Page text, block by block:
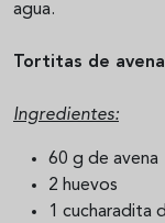
agua.
Tortitas de
Ingredientes:
60 g de avena
2 huevos
1 cucharadita